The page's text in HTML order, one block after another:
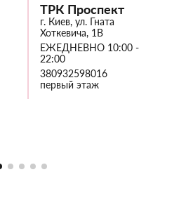
ТРК Проспект
г. Киев, ул. Гната
Хоткевича, 1В
ЕЖЕДНЕВНО 10:00 -
22:00
380932598016
первый этаж